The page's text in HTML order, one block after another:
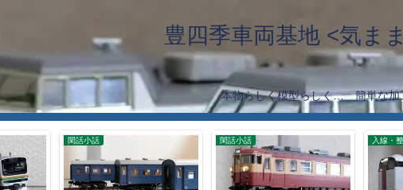
豊四季車両基地 <気ま
本物らしく模型らしく… 簡単な加
閑話小話 閑話小話 入線・